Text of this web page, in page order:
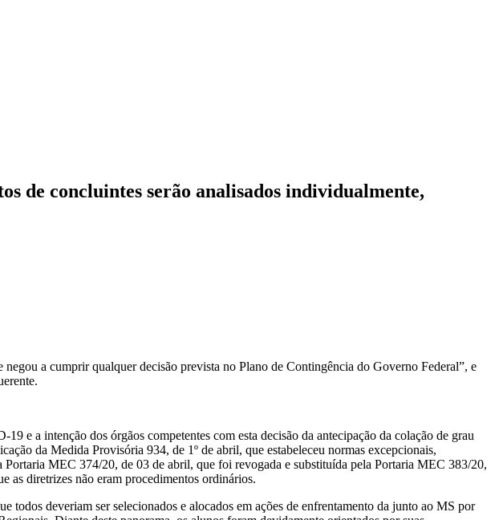
de concluintes serão analisados individualmente,
a cumprir qualquer decisão prevista no Plano de Contingência do Governo Federal”, e
e a intenção dos órgãos competentes com esta decisão da antecipação da colação de grau
da Medida Provisória 934, de 1º de abril, que estabeleceu normas excepcionais,
MEC 374/20, de 03 de abril, que foi revogada e substituída pela Portaria MEC 383/20,
as diretrizes não eram procedimentos ordinários.
todos deveriam ser selecionados e alocados em ações de enfrentamento da junto ao MS por